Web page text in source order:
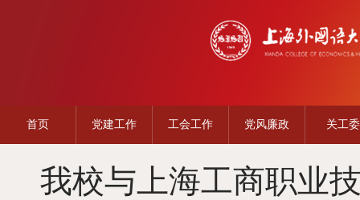
首页 党建工作 工会工作 党风廉政 关工委
我校与上海工商职业